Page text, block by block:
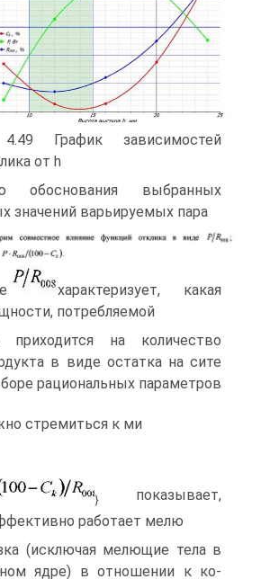
График зависимостей
от h
выбранных
значений варьируемых пара­
характеризует, какая
потребляемой
приходится на количество
в виде остатка на си­те
рациональных параметров
стремиться к ми­
}
показывает,
работает мелю­
(исключая мелющие тела в
ядре) в отношении к ко­